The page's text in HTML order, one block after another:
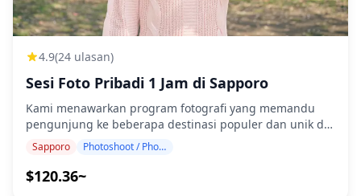
4.9(24 ulasan)
Sesi Foto Pribadi 1 Jam di Sapporo
Kami menawarkan program fotografi yang memandu
pengunjung ke beberapa destinasi populer dan unik di
Sapporo. Dipandu oleh fotografer berkualifikasi tinggi,
program kami menyesuaikan jadwal perjalanan Anda,
menangkap komposisi alami, dan mengidentifikasi
Sapporo Photoshoot / Photo tour
$120.36~